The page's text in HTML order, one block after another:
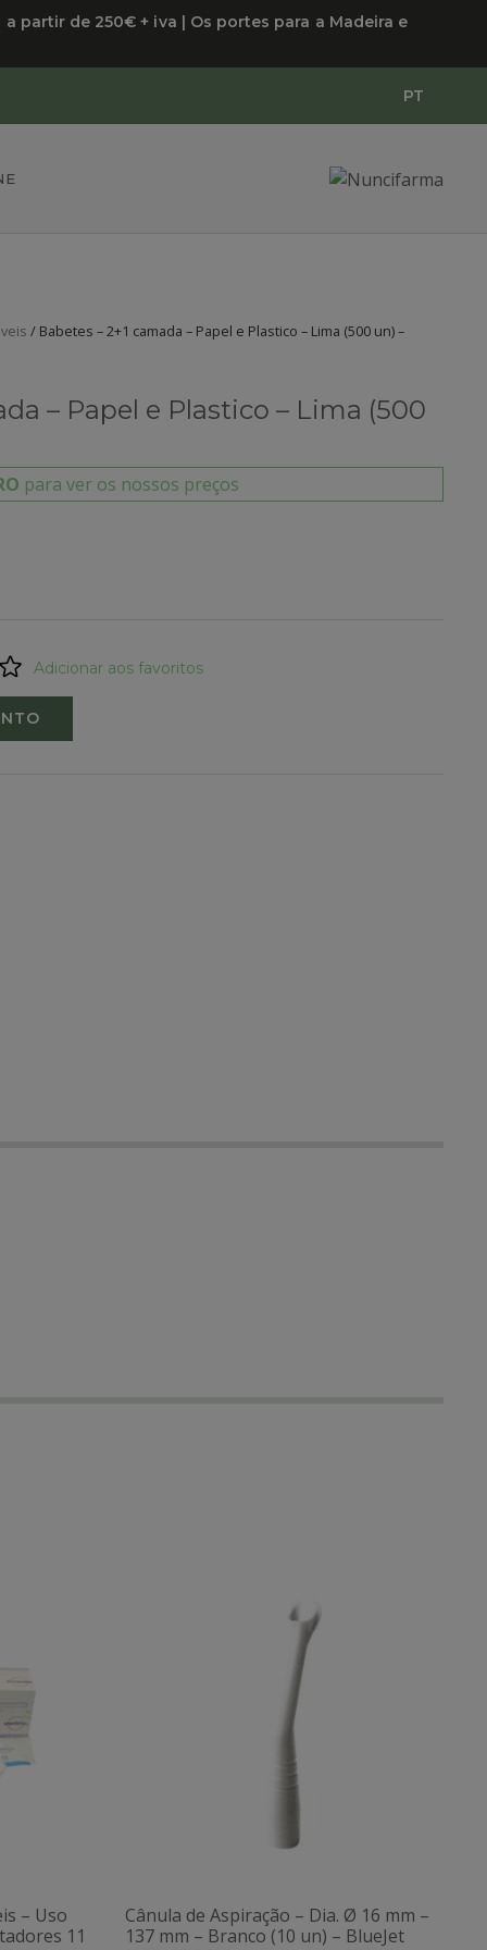
partir de 250€ + iva | Os portes para a Madeira e
PT
/ Babetes – 2+1 camada – Papel e Plastico – Lima (500 un) –
– Papel e Plastico – Lima (500
para ver os nossos preços
Adicionar aos favoritos
– Uso
11
Cânula de Aspiração – Dia. Ø 16 mm –
137 mm – Branco (10 un) – BlueJet
-
Papel